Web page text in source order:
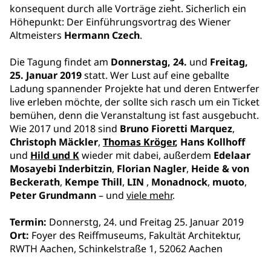
konsequent durch alle Vorträge zieht. Sicherlich ein
Höhepunkt: Der Einführungsvortrag des Wiener
Altmeisters Hermann Czech.
Die Tagung findet am Donnerstag, 24. und Freitag,
25. Januar 2019statt. Wer Lust auf eine geballte
Ladung spannender Projekte hat und deren Entwerfer
live erleben möchte, der sollte sich rasch um ein Ticket
bemühen, denn die Veranstaltung ist fast ausgebucht.
Wie 2017 und 2018 sind Bruno Fioretti Marquez,
Christoph Mäckler, Thomas Kröger, Hans Kollhoff
und Hild und Kwieder mit dabei, außerdem Edelaar
Mosayebi Inderbitzin, Florian Nagler, Heide & von
Beckerath, Kempe Thill, LIN , Monadnock, muoto,
Peter Grundmann– und viele mehr.
Termin: Donnerstg, 24. und Freitag 25. Januar 2019
Ort: Foyer des Reiffmuseums, Fakultät Architektur,
RWTH Aachen, Schinkelstraße 1, 52062 Aachen